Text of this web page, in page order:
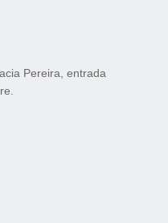
Pereira, entrada